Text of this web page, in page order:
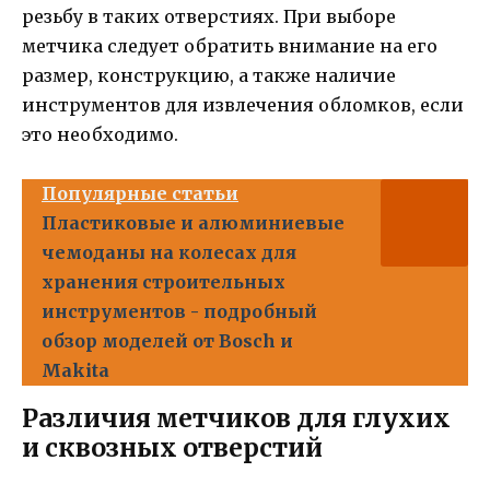
резьбу в таких отверстиях. При выборе
метчика следует обратить внимание на его
размер, конструкцию, а также наличие
инструментов для извлечения обломков, если
это необходимо.
Популярные статьи
Пластиковые и алюминиевые
чемоданы на колесах для
хранения строительных
инструментов - подробный
обзор моделей от Bosch и
Makita
Различия метчиков для глухих
и сквозных отверстий